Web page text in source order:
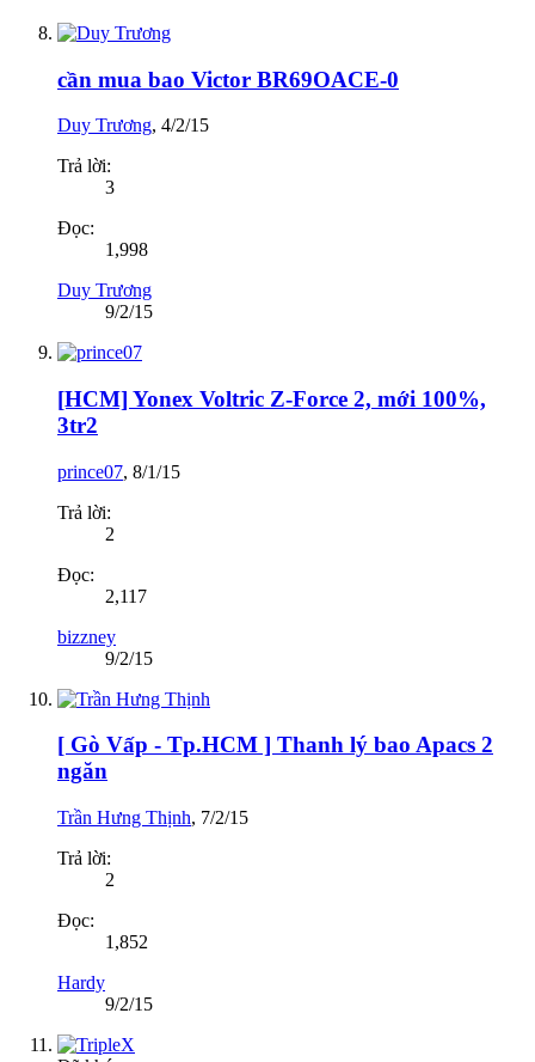
cần mua bao Victor BR69OACE-0
Duy Trương, 4/2/15
Trả lời:
3
Đọc:
1,998
Duy Trương
9/2/15
[HCM] Yonex Voltric Z-Force 2, mới 100%,
3tr2
prince07, 8/1/15
Trả lời:
2
Đọc:
2,117
bizzney
9/2/15
[ Gò Vấp - Tp.HCM ] Thanh lý bao Apacs 2
ngăn
Trần Hưng Thịnh, 7/2/15
Trả lời:
2
Đọc:
1,852
Hardy
9/2/15